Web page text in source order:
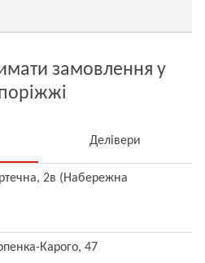
замовлення у
Делівери
2в (Набережна
Карого, 47